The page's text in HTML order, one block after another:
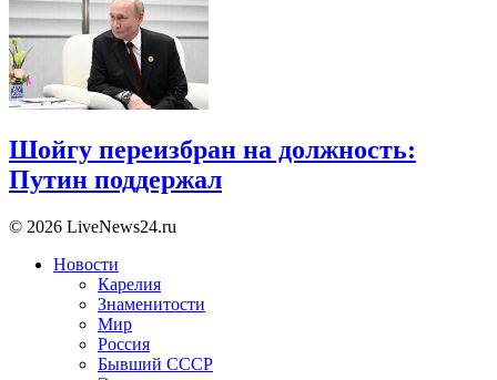
Шойгу переизбран на должность:
Путин поддержал
© 2026 LiveNews24.ru
Новости
Карелия
Знаменитости
Мир
Россия
Бывший СССР